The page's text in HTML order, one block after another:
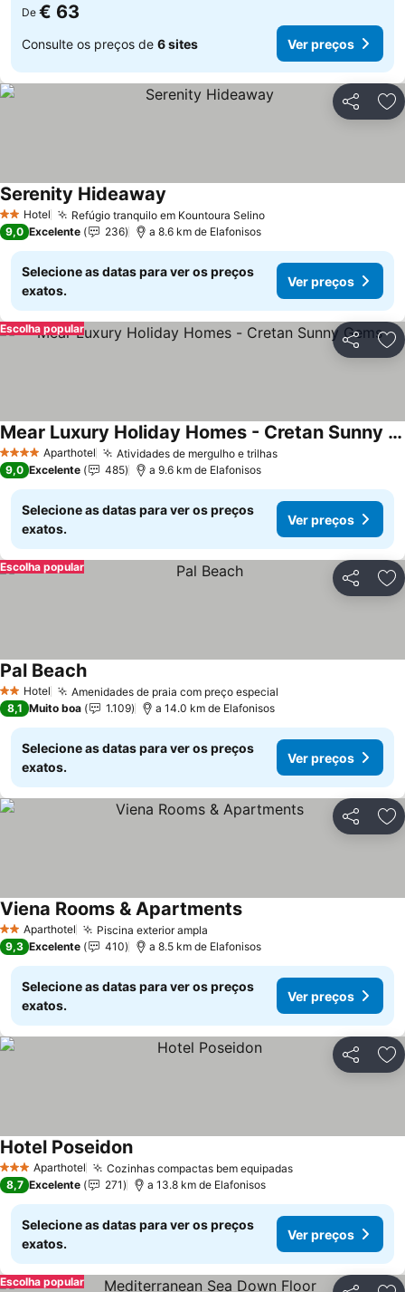
De € 63
Consulte os preços de 6 sites Ver preços
Partilhar
2 Estrelas
Hotel Refúgio tranquilo em Kountoura SelinoVer preços
Serenity Hideaway
9,0 Excelente 236 a 8.6 km de Elafonisos
Selecione as datas para ver os preços
exatos.
Ver preços
Partilhar
Escolha popular
4 EstrelasAparthotel Atividades de mergulho e trilhasVer preços
Mear Luxury Holiday Homes - Cretan Sunny Gems
Ver preços
9,0 Excelente 485 a 9.6 km de Elafonisos
Selecione as datas para ver os preços
exatos.
Ver preços
Partilhar
Escolha popular
2 Estrelas
Hotel Amenidades de praia com preço especial
Pal BeachVer preços
8,1 Muito boa 1.109 a 14.0 km de Elafonisos
Selecione as datas para ver os preços
exatos.
Ver preços
Partilhar
2 EstrelasAparthotel Piscina exterior ampla
Viena Rooms & ApartmentsVer preços
9,3 Excelente 410 a 8.5 km de Elafonisos
Selecione as datas para ver os preços
exatos.
Ver preços
Partilhar
3 EstrelasAparthotel Cozinhas compactas bem equipadasVer preços
Hotel PoseidonVer preços
8,7 Excelente 271 a 13.8 km de Elafonisos
Selecione as datas para ver os preços
exatos.
Ver preços
Escolha popular